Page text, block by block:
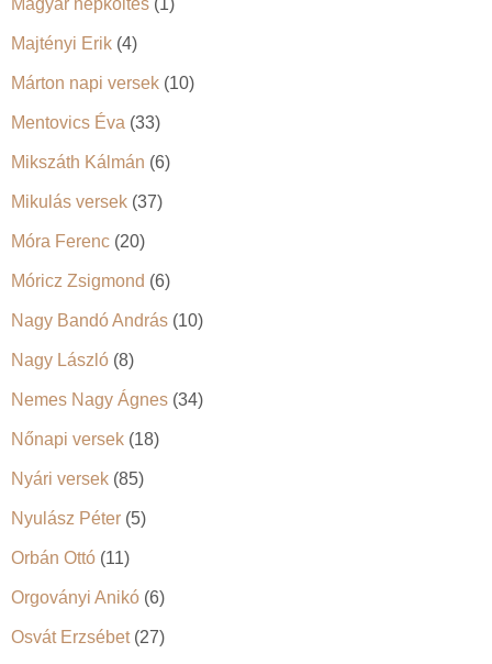
Majtényi Erik (4)
Márton napi versek (10)
Mentovics Éva (33)
Mikszáth Kálmán (6)
Mikulás versek (37)
Móra Ferenc (20)
Móricz Zsigmond (6)
Nagy Bandó András (10)
Nagy László (8)
Nemes Nagy Ágnes (34)
Nőnapi versek (18)
Nyári versek (85)
Nyulász Péter (5)
Orbán Ottó (11)
Orgoványi Anikó (6)
Osvát Erzsébet(27)